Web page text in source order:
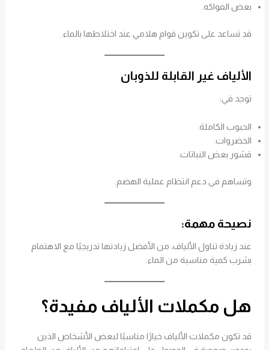
بعض الفواكه.
قد تساعد على تكوين قوام هلامي عند اختلاطها بالماء.
الألياف غير القابلة للذوبان
توجد في:
الحبوب الكاملة.
الخضروات.
قشور بعض النباتات.
وتساهم في دعم انتظام عملية الهضم.
نصيحة مهمة:
عند زيادة تناول الألياف، من الأفضل زيادتها تدريجيًا مع الاهتمام
بشرب كمية مناسبة من الماء.
هل مكملات الألياف مفيدة؟
قد تكون مكملات الألياف خيارًا مناسبًا لبعض الأشخاص الذين